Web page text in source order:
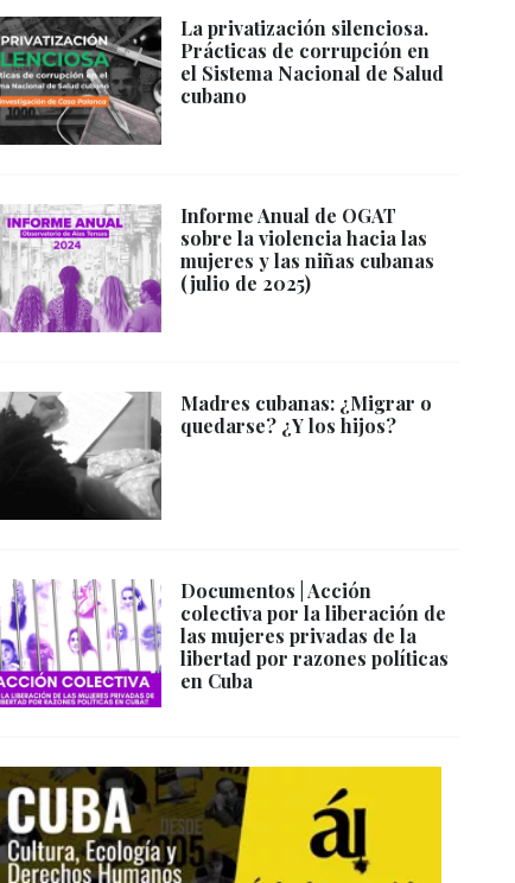
La privatización silenciosa.
Prácticas de corrupción en
el Sistema Nacional de Salud
cubano
Informe Anual de OGAT
sobre la violencia hacia las
mujeres y las niñas cubanas
(julio de 2025)
Madres cubanas: ¿Migrar o
quedarse? ¿Y los hijos?
Documentos | Acción
colectiva por la liberación de
las mujeres privadas de la
libertad por razones políticas
en Cuba